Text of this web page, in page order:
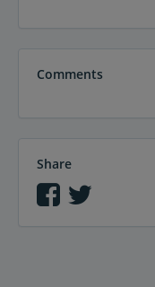
Comments
Share